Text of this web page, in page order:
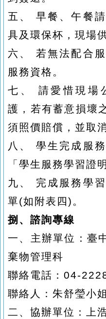
五、
早餐、午餐
具及環保杯，現場
六、
若無法配合
服務資格。
七、
請愛惜現場
護，若有蓄意損壞
須照價賠償，並取
八、
學生完成服
「學生服務學習證
九、
完成服務學
單(如附表四) 。
捌、諮詢專線
一、主辦單位：臺
棄物管理科
聯絡電話： 04-
聯絡人：朱舒瑩小姐
二、協辦單位：上